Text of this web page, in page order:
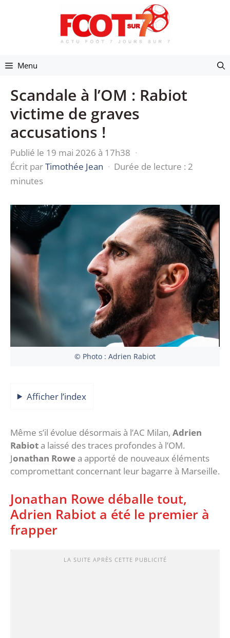
Menu
Scandale à l’OM : Rabiot
victime de graves
accusations !
Publié le 19 mai 2026 à 17h38 ·
Écrit parTimothée Jean · Durée de lecture : 2
minutes
© Photo : Adrien Rabiot
Afficher l’index
Même s’il évolue désormais à l’AC Milan, Adrien
Rabiota laissé des traces profondes à l’OM.
Jonathan Rowea apporté de nouveaux éléments
compromettant concernant leur bagarre à Marseille.
Jonathan Rowe déballe tout,
Adrien Rabiot a été le premier à
frapper
LA SUITE APRÈS CETTE PUBLICITÉ